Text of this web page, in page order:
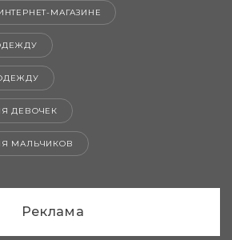
МАГАЗИНЕ
ДЕВОЧЕК
МАЛЬЧИКОВ
Реклама